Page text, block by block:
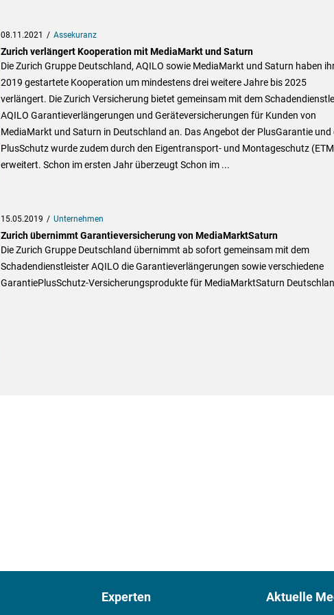
08.11.2021 Assekuranz
Zurich verlängert Kooperation mit MediaMarkt und Saturn
Die Zurich Gruppe Deutschland, AQILO sowie MediaMarkt und Saturn haben
2019 gestartete Kooperation um mindestens drei weitere Jahre bis 2025
verlängert. Die Zurich Versicherung bietet gemeinsam mit dem
AQILO Garantieverlängerungen und Geräteversicherungen für Kunden von
MediaMarkt und Saturn in Deutschland an. Das Angebot der PlusGarantie und
PlusSchutz wurde zudem durch den Eigentransport- und Montageschutz
erweitert. Schon im ersten Jahr überzeugt Schon im ...
15.05.2019 Unternehmen
Zurich übernimmt Garantieversicherung von MediaMarktSaturn
Die Zurich Gruppe Deutschland übernimmt ab sofort gemeinsam mit dem
Schadendienstleister AQILO die Garantieverlängerungen sowie verschiedene
GarantiePlusSchutz-Versicherungsprodukte für MediaMarktSaturn
Experten Aktuelle